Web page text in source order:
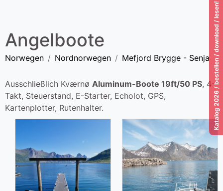
Katalog 2026 / bestellen / download / lesen!
Angelboote
Norwegen Nordnorwegen Mefjord Brygge - Senja
Ausschließlich Kværnø Aluminum-Boote 19ft/50 PS, 4-
Takt, Steuerstand, E-Starter, Echolot, GPS,
Kartenplotter, Rutenhalter.